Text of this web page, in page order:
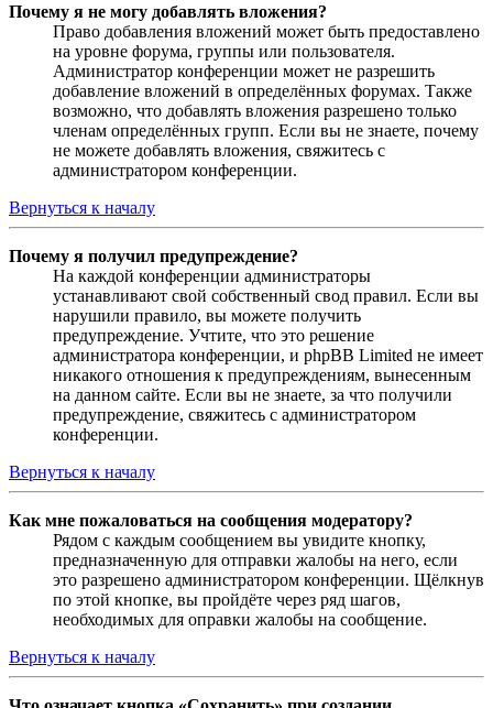
Почему я не могу добавлять вложения?
Право добавления вложений может быть предоставлено
на уровне форума, группы или пользователя.
Администратор конференции может не разрешить
добавление вложений в определённых форумах. Также
возможно, что добавлять вложения разрешено только
членам определённых групп. Если вы не знаете, почему
не можете добавлять вложения, свяжитесь с
администратором конференции.
Вернуться к началу
Почему я получил предупреждение?
На каждой конференции администраторы
устанавливают свой собственный свод правил. Если вы
нарушили правило, вы можете получить
предупреждение. Учтите, что это решение
администратора конференции, и phpBB Limited не имеет
никакого отношения к предупреждениям, вынесенным
на данном сайте. Если вы не знаете, за что получили
предупреждение, свяжитесь с администратором
конференции.
Вернуться к началу
Как мне пожаловаться на сообщения модератору?
Рядом с каждым сообщением вы увидите кнопку,
предназначенную для отправки жалобы на него, если
это разрешено администратором конференции. Щёлкнув
по этой кнопке, вы пройдёте через ряд шагов,
необходимых для оправки жалобы на сообщение.
Вернуться к началу